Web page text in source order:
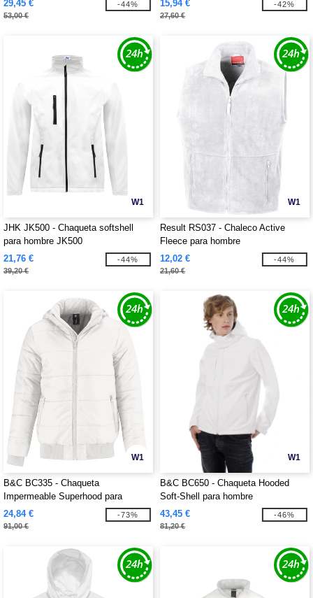
29,45 €
53,00 €
-44% 15,94 €
27,60 €
-42%
W1
JHK JK500 - Chaqueta softshell
para hombre JK500
21,76 €
39,20 €
-44%
W1
Result RS037 - Chaleco Active
Fleece para hombre
12,02 €
21,60 €
-44%
W1
B&C BC335 - Chaqueta
Impermeable Superhood para
hombre
24,84 €
91,00 €
-73%
W1
B&C BC650 - Chaqueta Hooded
Soft-Shell para hombre
43,45 €
81,20 €
-46%